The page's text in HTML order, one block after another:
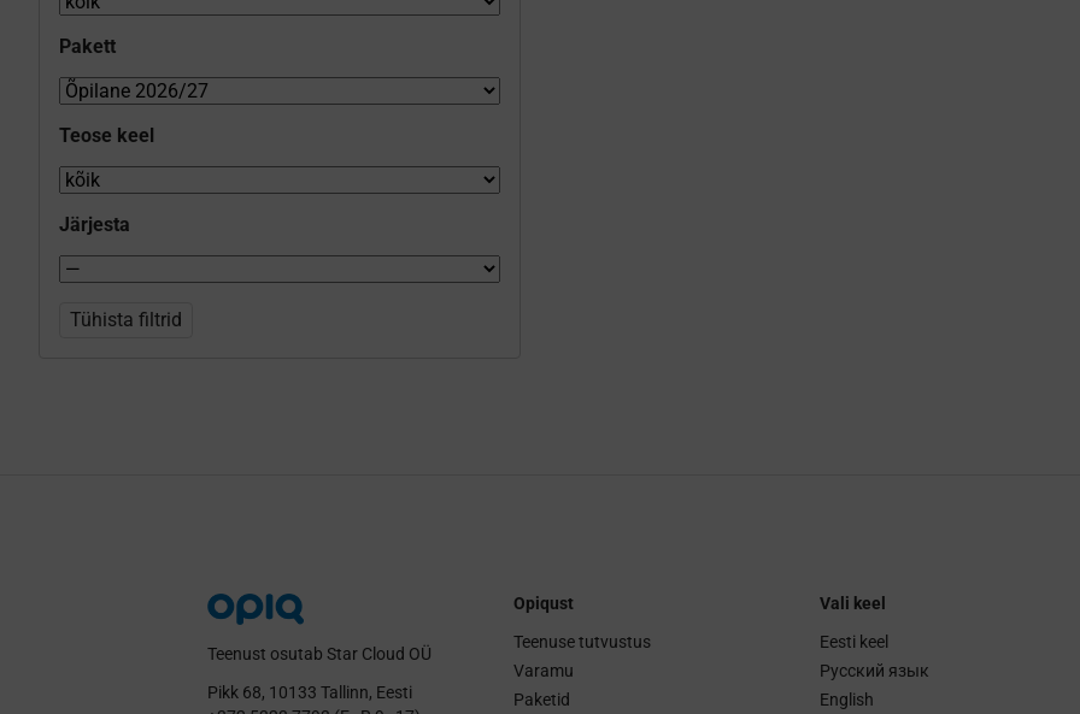
Pakett
Teose keel
Järjesta
Tühista filtrid
Teenust osutab Star Cloud OÜ
Pikk 68, 10133 Tallinn, Eesti
Opiqust
Teenuse tutvustus
Varamu
Paketid
Vali keel
Eesti keel
Русский язык
English